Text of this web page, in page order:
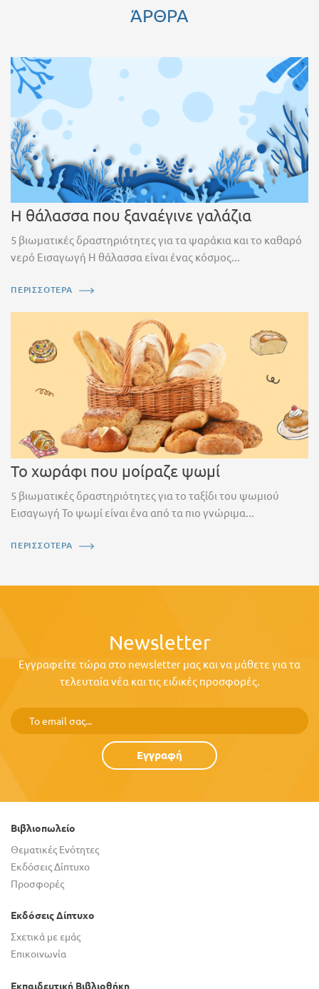
ΆΡΘΡΑ
Η θάλασσα που ξαναέγινε γαλάζια
5 βιωματικές δραστηριότητες για τα ψαράκια και το καθαρό
νερό Εισαγωγή Η θάλασσα είναι ένας κόσμος...
ΠΕΡΙΣΣΟΤΕΡΑ
Το χωράφι που μοίραζε ψωμί
5 βιωματικές δραστηριότητες για το ταξίδι του ψωμιού
Εισαγωγή Το ψωμί είναι ένα από τα πιο γνώριμα...
ΠΕΡΙΣΣΟΤΕΡΑ
Newsletter
Εγγραφείτε τώρα στο newsletter μας και να μάθετε για τα
τελευταία νέα και τις ειδικές προσφορές.
Εγγραφή
Βιβλιοπωλείο
Θεματικές Ενότητες
Εκδόσεις Δίπτυχο
Προσφορές
Εκδόσεις Δίπτυχο
Σχετικά με εμάς
Επικοινωνία
Εκπαιδευτική Βιβλιοθήκη